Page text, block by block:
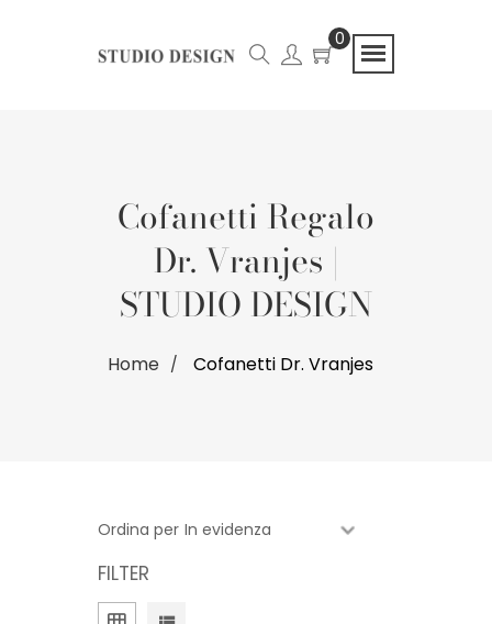
0
Cofanetti Regalo
Dr. Vranjes |
STUDIO DESIGN
Home Cofanetti Dr. Vranjes
Ordina per
FILTER